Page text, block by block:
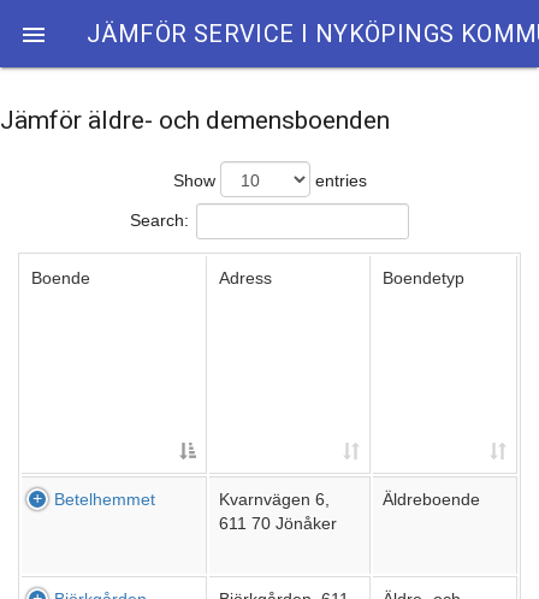
 JÄMFÖR SERVICE I NYKÖPINGS
Jämför äldre- och demensboenden
Show entries
Search:
Boende Adress Boendetyp
Betelhemmet
Kvarnvägen 6,
611 70 Jönåker
Äldreboende